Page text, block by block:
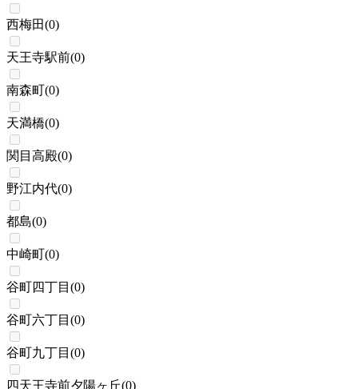
西梅田(0)
天王寺駅前(0)
南森町(0)
天満橋(0)
関目高殿(0)
野江内代(0)
都島(0)
中崎町(0)
谷町四丁目 (0)
谷町六丁目 (0)
谷町九丁目 (0)
四天王寺前夕陽ヶ丘(0)